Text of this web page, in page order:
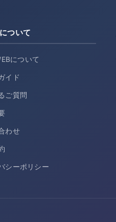
ついて
について
イド
ご質問
わせ
シーポリシー